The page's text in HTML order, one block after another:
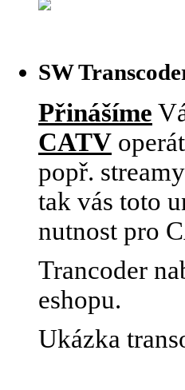
SW
Přinášíme
CATV
popř.
tak vás toto
nutnost pro
Trancoder
eshopu.
Ukázka